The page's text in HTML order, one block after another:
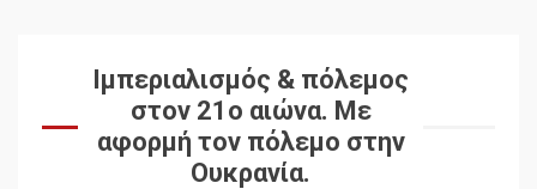
Ιμπεριαλισμός & πόλεμος
στον 21ο αιώνα. Mε
αφορμή τον πόλεμο στην
Ουκρανία.